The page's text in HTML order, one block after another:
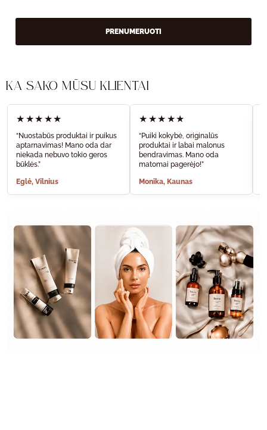
PRENUMERUOTI
KĄ SAKO MŪSŲ KLIENTAI
★★★★★
“Nuostabūs produktai ir puikus
aptarnavimas! Mano oda dar
niekada nebuvo tokio geros
būklės.”
Eglė, Vilnius
★★★★★
“Puiki kokybė, originalūs
produktai ir labai malonus
bendravimas. Mano oda
matomai pagerėjo!”
Monika, Kaunas